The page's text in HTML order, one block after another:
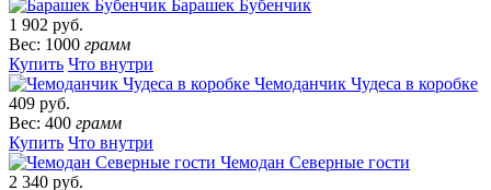
Барашек Бубенчик
1 902 руб.
Вес: 1000 грамм
Купить Что внутри
Чемоданчик Чудеса в коробке
409 руб.
Вес: 400 грамм
Купить Что внутри
Чемодан Северные гости
2 340 руб.